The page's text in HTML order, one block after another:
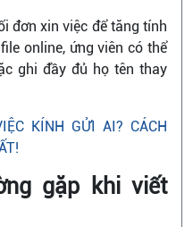
đơn xin việc để tăng tính
online, ứng viên có thể
ghi đầy đủ họ tên thay
KÍNH GỬI AI? CÁCH
gặp khi viết